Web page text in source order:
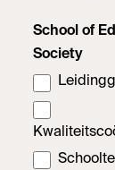
School of
Society